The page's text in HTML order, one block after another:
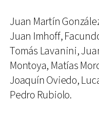
Juan Martín
Juan Imhoff,
Tomás Lavanini,
Montoya, Matías
Joaquín Oviedo,
Pedro Rubiolo.